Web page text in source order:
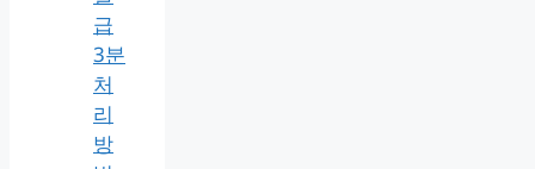
급
3분
처
리
방